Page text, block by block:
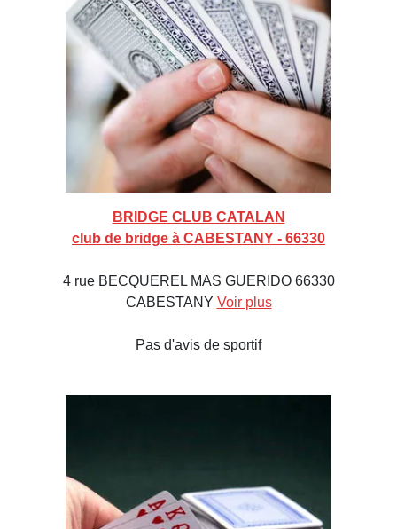
BRIDGE CLUB CATALAN
club de bridge à CABESTANY - 66330
4 rue BECQUEREL MAS GUERIDO 66330
CABESTANY Voir plus
Pas d'avis de sportif